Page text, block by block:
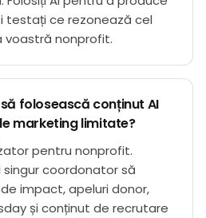
testați ce rezonează cel
voastră nonprofit.
folosească conținut AI
marketing limitate?
pentru nonprofit.
coordonator să
impact, apeluri donor,
și conținut de recrutare